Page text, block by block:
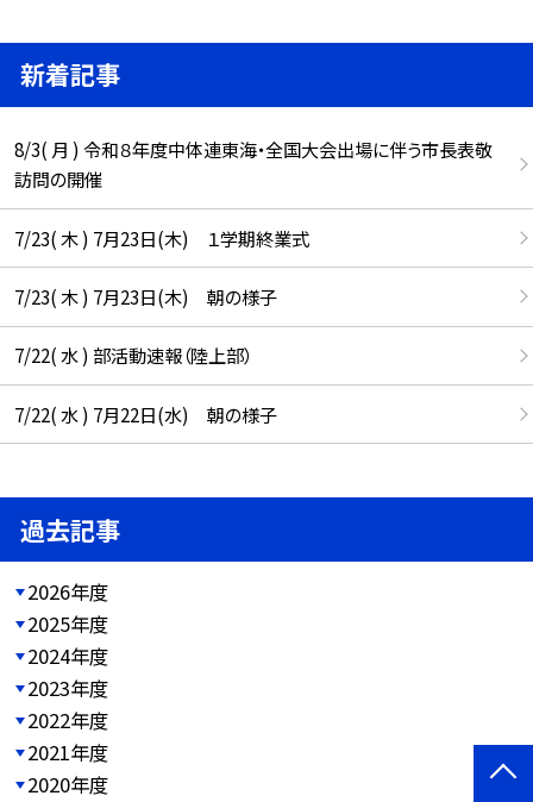
新着記事
8/3( 月 ) 令和８年度中体連東海・全国大会出場に伴う市長表敬
訪問の開催
7/23( 木 ) 7月23日(木) １学期終業式
7/23( 木 ) 7月23日(木) 朝の様子
7/22( 水 ) 部活動速報（陸上部）
7/22( 水 ) 7月22日(水) 朝の様子
過去記事
2026年度
2025年度
2024年度
2023年度
2022年度
2021年度
2020年度